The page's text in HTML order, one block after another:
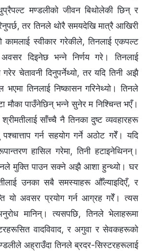
मण्डलीको जीवन बिथोलेकी छिन् र
तर तिनले थोरै समयदेखि मात्रै आखिरी
कामलाई स्वीकार गरेकीले, तिनलाई एकपल्ट
अवसर दिइनेछ भन्‍ने निर्णय गरे। तिनलाई
चेतावनी दिनुपर्नेथ्यो, तर यदि तिनी अझै
भएमा तिनलाई निष्कासन गरिनेथ्यो। तिनले
मौका पाउँनेछिन् भन्‍ने सुनेर म निश्‍चिन्त भएँ।
साँच्‍चै नै तिनका दुष्ट व्यवहारहरू
गर्न सहयोग गर्ने अठोट गरेँ। यदि
हासिल गरेमा, तिनी हटाइनेथिनन्।
मुक्ति पाउन सक्‍ने अझै आशा हुन्थ्यो। घर
उनका सबै समस्याहरू औँल्याइदिएँ, र
यो अवसर प्रयोग गर्न आग्रह गरेँ। त्यस
मानिन्। त्यसपछि, तिनले भेलाहरूमा
वादविवाद, र अगुवा र सेवकहरूको
अह्राउँदा तिनले ब्रदर-सिस्टरहरूलाई